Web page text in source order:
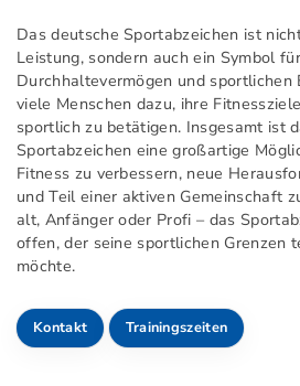
Das deutsche Sportabzeichen ist
Leistung, sondern auch ein Symbol
Durchhaltevermögen und sportlichen
viele Menschen dazu, ihre
sportlich zu betätigen. Insgesamt ist
Sportabzeichen eine großartige
Fitness zu verbessern, neue
und Teil einer aktiven Gemeinschaft
alt, Anfänger oder Profi – das
offen, der seine sportlichen Grenzen
möchte.
Kontakt Trainingszeiten